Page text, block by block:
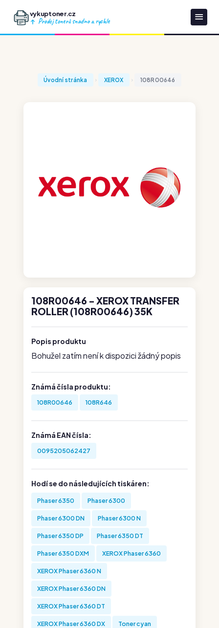
vykuptoner.cz
Prodej tonerů snadno a rychle
Úvodní stránka XEROX 108R00646
108R00646 - XEROX TRANSFER
ROLLER (108R00646) 35K
Popis produktu
Bohužel zatím není k dispozici žádný popis
Známá čísla produktu:
108R00646 108R646
Známá EAN čísla:
0095205062427
Hodí se do následujících tiskáren:
Phaser 6350 Phaser 6300
Phaser 6300 DN Phaser 6300 N
Phaser 6350 DP Phaser 6350 DT
Phaser 6350 DXM XEROX Phaser 6360
XEROX Phaser 6360 N
XEROX Phaser 6360 DN
XEROX Phaser 6360 DT
XEROX Phaser 6360 DX Toner cyan